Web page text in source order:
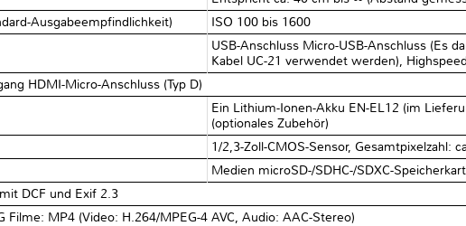
Ausgabeempfindlichkeit)
ISO 100 bis 1600
USB-Anschluss Micro-USB-Anschluss (Es
Kabel UC-21 verwendet werden),
HDMI-Micro-Anschluss (Typ D)
Ein Lithium-Ionen-Akku EN-EL12 (im
(optionales Zubehör)
1/2,3-Zoll-CMOS-Sensor, Gesamtpixelzahl:
Medien microSD-/SDHC-/SDXC-
DCF und Exif 2.3
Filme: MP4 (Video: H.264/MPEG-4 AVC, Audio: AAC-Stereo)